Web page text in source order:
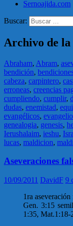
Sernoajida.com
Buscar:
Archivo de
Abraham, Abram,
bendición,
cabeza, carpintero,
erroneas, creencias
cumpliendo, cumplir,
dudas, enemistad,
evangélicos, evangelio
genealogia, genesis,
Ierushalaim, ieshu,
lucas, maldicion,
Aseveraciones
10/09/2011 DavidF 9
1ra
Gen. 3:15
1:35, Mat.1:18-